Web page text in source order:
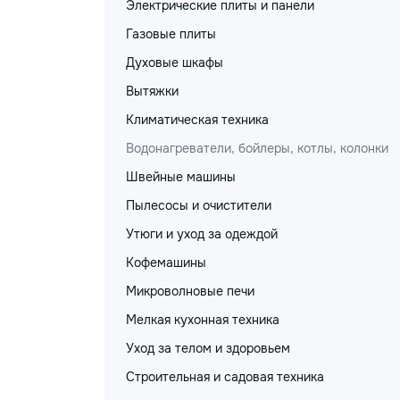
Электрические плиты и панели
Газовые плиты
Духовые шкафы
Вытяжки
Климатическая техника
Водонагреватели, бойлеры, котлы, колонки
Швейные машины
Пылесосы и очистители
Утюги и уход за одеждой
Кофемашины
Микроволновые печи
Мелкая кухонная техника
Уход за телом и здоровьем
Строительная и садовая техника